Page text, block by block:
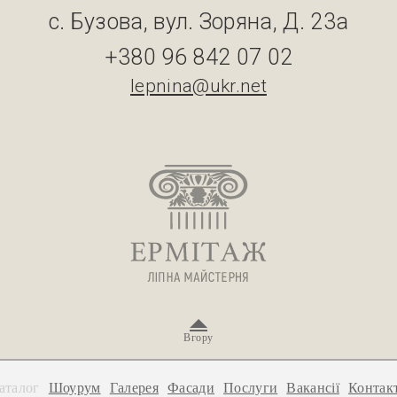
с. Бузова, вул. Зоряна, Д. 23а
+380 96 842 07 02
lepnina@ukr.net
Вгору
Шоурум Галерея Фасади Послуги Вакансії